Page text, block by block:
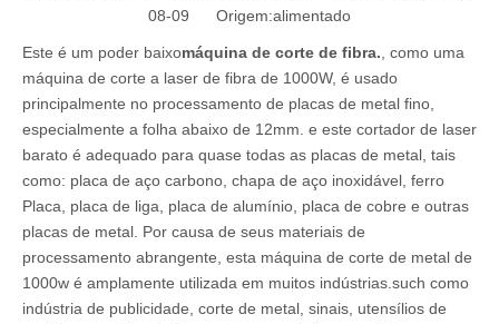
08-09 Origem:alimentado
Este é um poder baixomáquina de corte de fibra. , como uma
máquina de corte a laser de fibra de 1000W, é usado
principalmente no processamento de placas de metal fino,
especialmente a folha abaixo de 12mm. e este cortador de laser
barato é adequado para quase todas as placas de metal, tais
como: placa de aço carbono, chapa de aço inoxidável, ferro
Placa, placa de liga, placa de alumínio, placa de cobre e outras
placas de metal. Por causa de seus materiais de
processamento abrangente, esta máquina de corte de metal de
1000w é amplamente utilizada em muitos indústrias.such como
indústria de publicidade, corte de metal, sinais, utensílios de